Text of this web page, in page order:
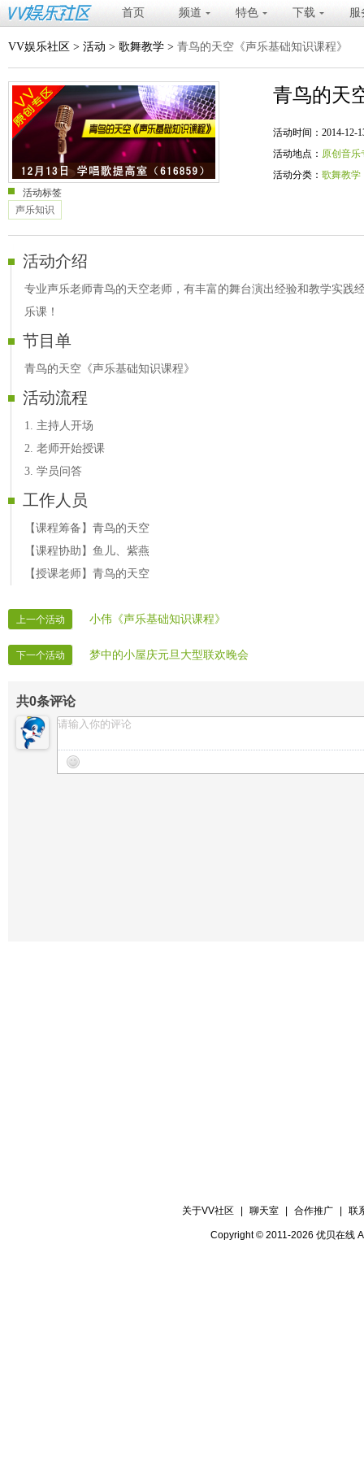
首页 频道 特色 下载 服
VV娱乐社区 > 活动 > 歌舞教学 > 青鸟的天空《声乐基础知识课程》
青鸟的天
活动时间：2014-12-
活动地点： 原创音乐
活动分类： 歌舞教学
活动标签
声乐知识
活动介绍
专业声乐老师青鸟的天空老师，有丰富的舞台演出经验和教学实践
乐课！
节目单
青鸟的天空《声乐基础知识课程》
活动流程
1. 主持人开场
2. 老师开始授课
3. 学员问答
工作人员
【课程筹备】青鸟的天空
【课程协助】鱼儿、紫燕
【授课老师】青鸟的天空
上一个活动 小伟《声乐基础知识课程》
下一个活动 梦中的小屋庆元旦大型联欢晚会
共0条评论
关于VV社区 聊天室 合作推广 联
Copyright © 2011-2026 优贝在线